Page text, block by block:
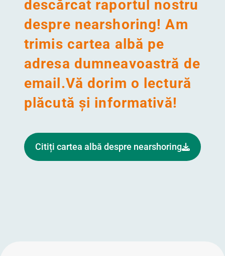
descărcat raportul nostru
despre nearshoring! Am
trimis cartea albă pe
adresa dumneavoastră de
email.Vă dorim o lectură
plăcută și informativă!
Citiți cartea albă despre nearshoring